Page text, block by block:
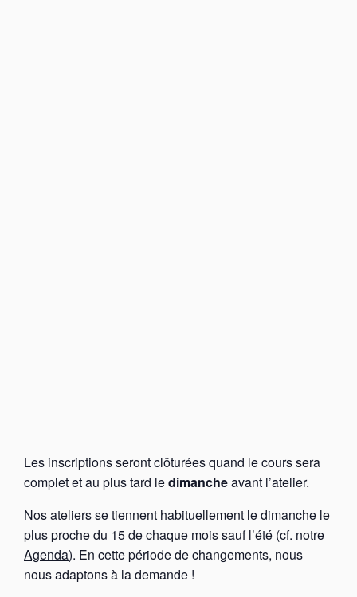
Les inscriptions seront clôturées quand le cours sera
complet et au plus tard ledimancheavant l’atelier.
Nos ateliers se tiennent habituellement le dimanche le
plus proche du 15 de chaque mois sauf l’été (cf. notre
Agenda). En cette période de changements, nous
nous adaptons à la demande !